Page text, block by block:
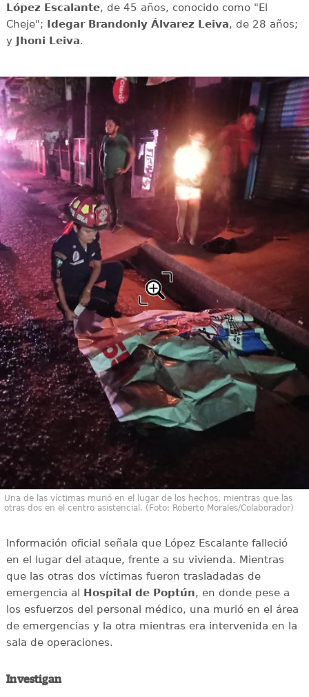
López Escalante, de 45 años, conocido como "El
Cheje"; Idegar Brandonly Álvarez Leiva, de 28 años;
y Jhoni Leiva.
Una de las víctimas murió en el lugar de los hechos, mientras que las
otras dos en el centro asistencial. (Foto: Roberto Morales/Colaborador)
Información oficial señala que López Escalante falleció
en el lugar del ataque, frente a su vivienda. Mientras
que las otras dos víctimas fueron trasladadas de
emergencia al Hospital de Poptún, en donde pese a
los esfuerzos del personal médico, una murió en el área
de emergencias y la otra mientras era intervenida en la
sala de operaciones.
Investigan